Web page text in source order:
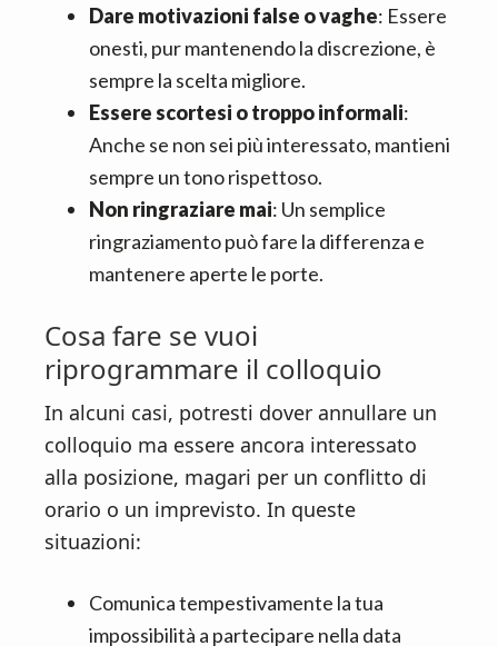
Dare motivazioni false o vaghe: Essere
onesti, pur mantenendo la discrezione, è
sempre la scelta migliore.
Essere scortesi o troppo informali:
Anche se non sei più interessato, mantieni
sempre un tono rispettoso.
Non ringraziare mai: Un semplice
ringraziamento può fare la differenza e
mantenere aperte le porte.
Cosa fare se vuoi
riprogrammare il colloquio
In alcuni casi, potresti dover annullare un
colloquio ma essere ancora interessato
alla posizione, magari per un conflitto di
orario o un imprevisto. In queste
situazioni:
Comunica tempestivamente la tua
impossibilità a partecipare nella data